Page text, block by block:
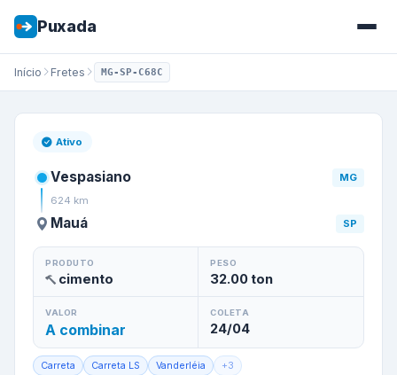
Puxada
Início Fretes MG-SP-C68C
Frete de
Ativo
Vespasiano
MG
624 km
Mauá SP
PRODUTO
cimento
PESO
32.00ton
VALOR
A combinar
COLETA
24/04
Carreta Carreta LS Vanderléia +3